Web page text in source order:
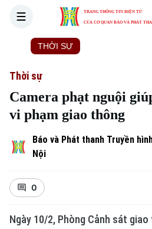
TRANG THÔNG TIN ĐIỆN TỬ
CỦA CƠ QUAN BÁO VÀ PHÁT
THỜI SỰ
Thời sự
Camera phạt nguội
vi phạm giao thông
Báo và Phát thanh Truyền
Nội
0
Ngày 10/2, Phòng Cảnh sát